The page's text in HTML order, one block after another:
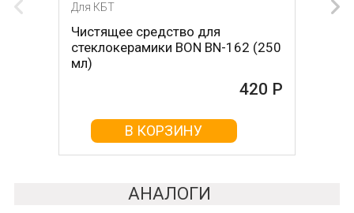
Для КБТ
Чистящее средство для
стеклокерамики BON BN-162 (250
мл)
420 Р
В КОРЗИНУ
Для КБТ
Скребок для ухода за
стеклокерамикой BON BN-603
В КОРЗИНУ
АНАЛОГИ